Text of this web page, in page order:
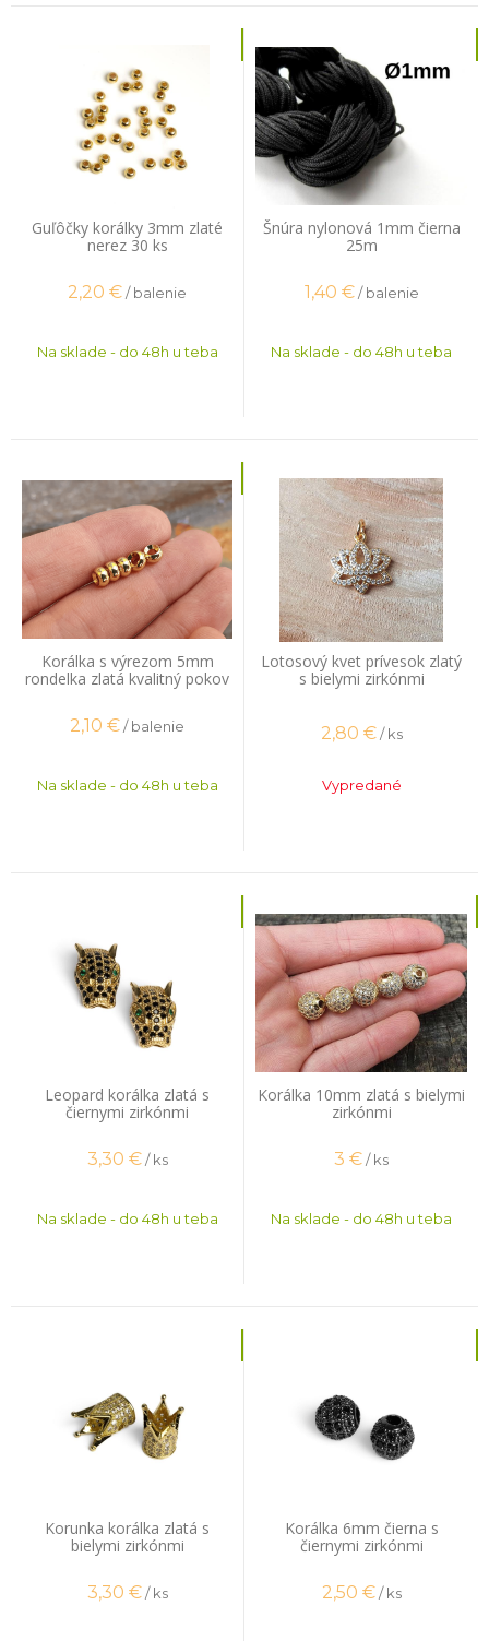
Guľôčky korálky 3mm zlaté
nerez 30 ks
2,20 €/ balenie
Na sklade - do 48h u teba
Šnúra nylonová 1mm čierna
25m
1,40 € / balenie
Na sklade - do 48h u teba
Korálka s výrezom 5mm
rondelka zlatá kvalitný pokov
2,10 €/ balenie
Na sklade - do 48h u teba
Lotosový kvet prívesok zlatý
s bielymi zirkónmi
2,80 € / ks
Vypredané
Leopard korálka zlatá s
čiernymi zirkónmi
3,30 € / ks
Na sklade - do 48h u teba
Korálka 10mm zlatá s bielymi
zirkónmi
3 €/ ks
Na sklade - do 48h u teba
Korunka korálka zlatá s
bielymi zirkónmi
3,30 € / ks
Korálka 6mm čierna s
čiernymi zirkónmi
2,50 € / ks